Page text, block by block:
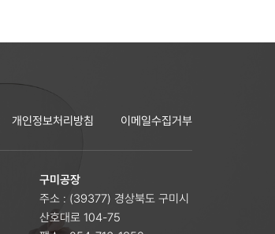
개인정보처리방침 이메일수집거부
구미공장
주소 : (39377) 경상북도 구미시
산호대로 104-75